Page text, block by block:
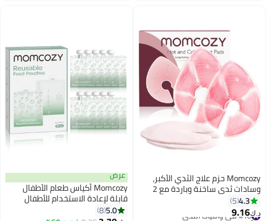
Momcozy حزم علاج الثدي الأكبر،
وسادات ثدي ساخنة وباردة مع 2
غلاف ناعم، أساسيات الرضاعة
لتخفيف انسداد القنوات، ألم الحلمة،
4.3
5
د.ك‏9.16
#10 في واقيات الثدي
عرض
Momcozy أكياس طعام الأطفال
قابلة لإعادة الاستخدام للأطفال
5.0
8